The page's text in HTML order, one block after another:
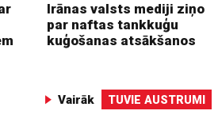
Irānas valsts mediji ziņo
par naftas tankkuģu
kuģošanas atsākšanos
Vairāk TUVIE AUSTRUMI